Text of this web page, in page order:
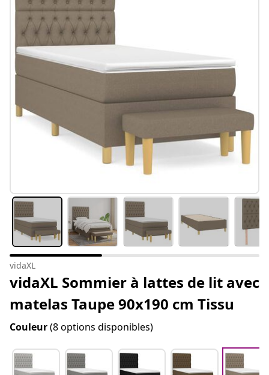
vidaXL
vidaXL Sommier à lattes de lit avec
matelas Taupe 90x190 cm Tissu
Couleur(8 options disponibles)